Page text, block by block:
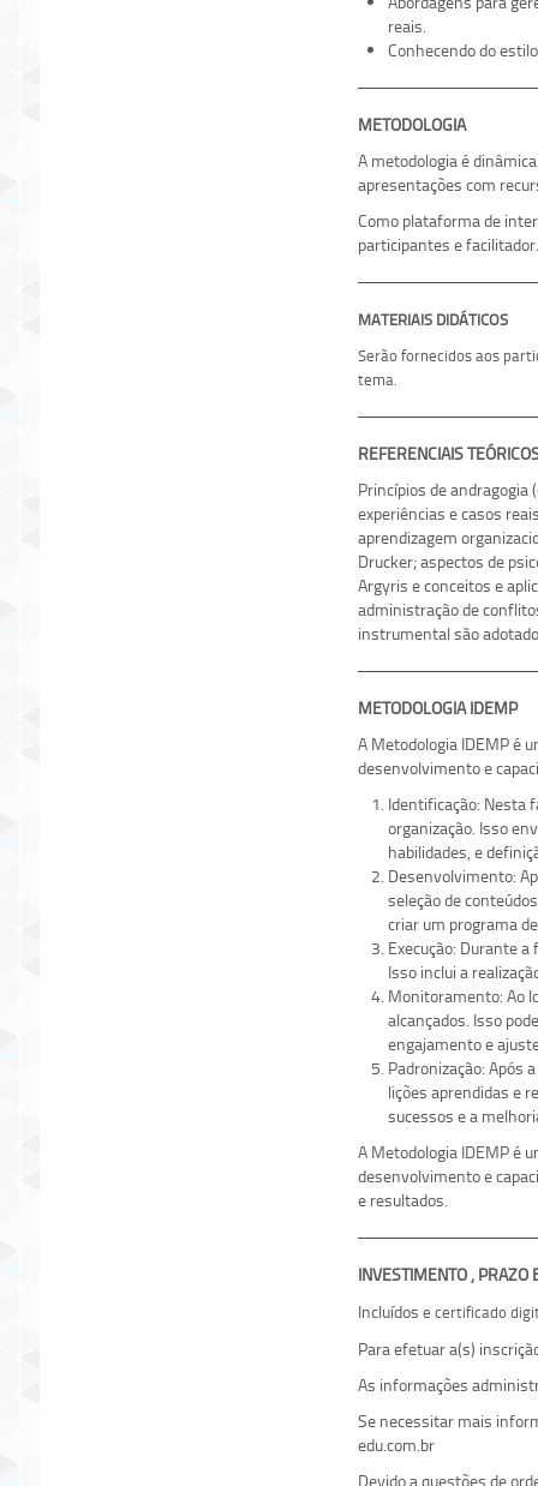
reais.
Conhecendo do
METODOLOGIA
A metodologia é
apresentações com
Como plataforma de
participantes e facilitador.
MATERIAIS DIDÁTICOS
Serão fornecidos aos
tema.
REFERENCIAIS
Princípios de andragogia
experiências e casos
aprendizagem
Drucker; aspectos de
Argyris e conceitos e
administração de
instrumental são
METODOLOGIA IDEMP
A Metodologia IDEMP é
desenvolvimento e
Identificação: Nesta
organização. Isso
habilidades, e
Desenvolvimento:
seleção de
criar um programa
Execução: Durante
Isso inclui a
Monitoramento: Ao
alcançados. Isso
engajamento e
Padronização: Após
lições aprendidas e
sucessos e a
A Metodologia IDEMP é
desenvolvimento e
e resultados.
INVESTIMENTO , PRAZO
Incluídos e certificado
Para efetuar a(s)
As informações
Se necessitar mais
edu.com.br
Devido a questões de